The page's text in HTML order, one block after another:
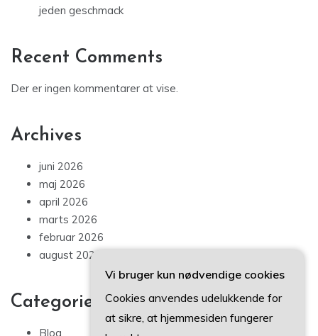
jeden geschmack
Recent Comments
Der er ingen kommentarer at vise.
Archives
juni 2026
maj 2026
april 2026
marts 2026
februar 2026
august 2025
Categories
Blog
Vi bruger kun nødvendige cookies
Cookies anvendes udelukkende for
at sikre, at hjemmesiden fungerer